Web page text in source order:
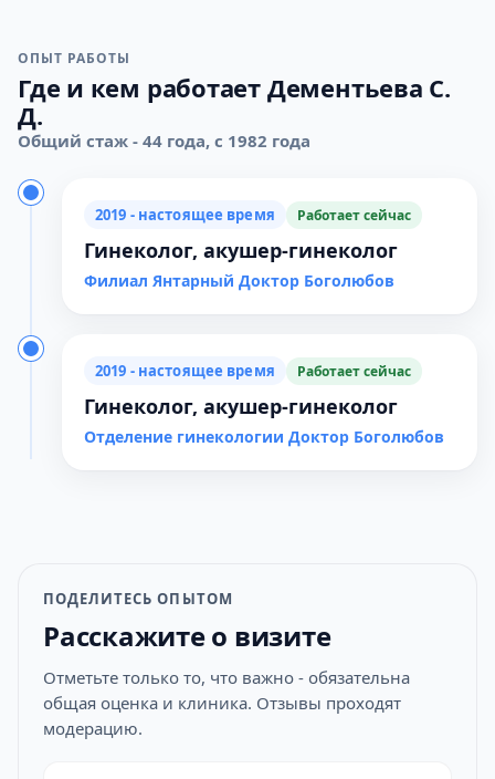
ОПЫТ РАБОТЫ
Где и кем работает Дементьева С.
Д.
Общий стаж - 44 года, с 1982 года
2019 - настоящее время Работает сейчас
Гинеколог, акушер-гинеколог
Филиал Янтарный Доктор Боголюбов
2019 - настоящее время Работает сейчас
Гинеколог, акушер-гинеколог
Отделение гинекологии Доктор Боголюбов
ПОДЕЛИТЕСЬ ОПЫТОМ
Расскажите о визите
Отметьте только то, что важно - обязательна
общая оценка и клиника. Отзывы проходят
модерацию.